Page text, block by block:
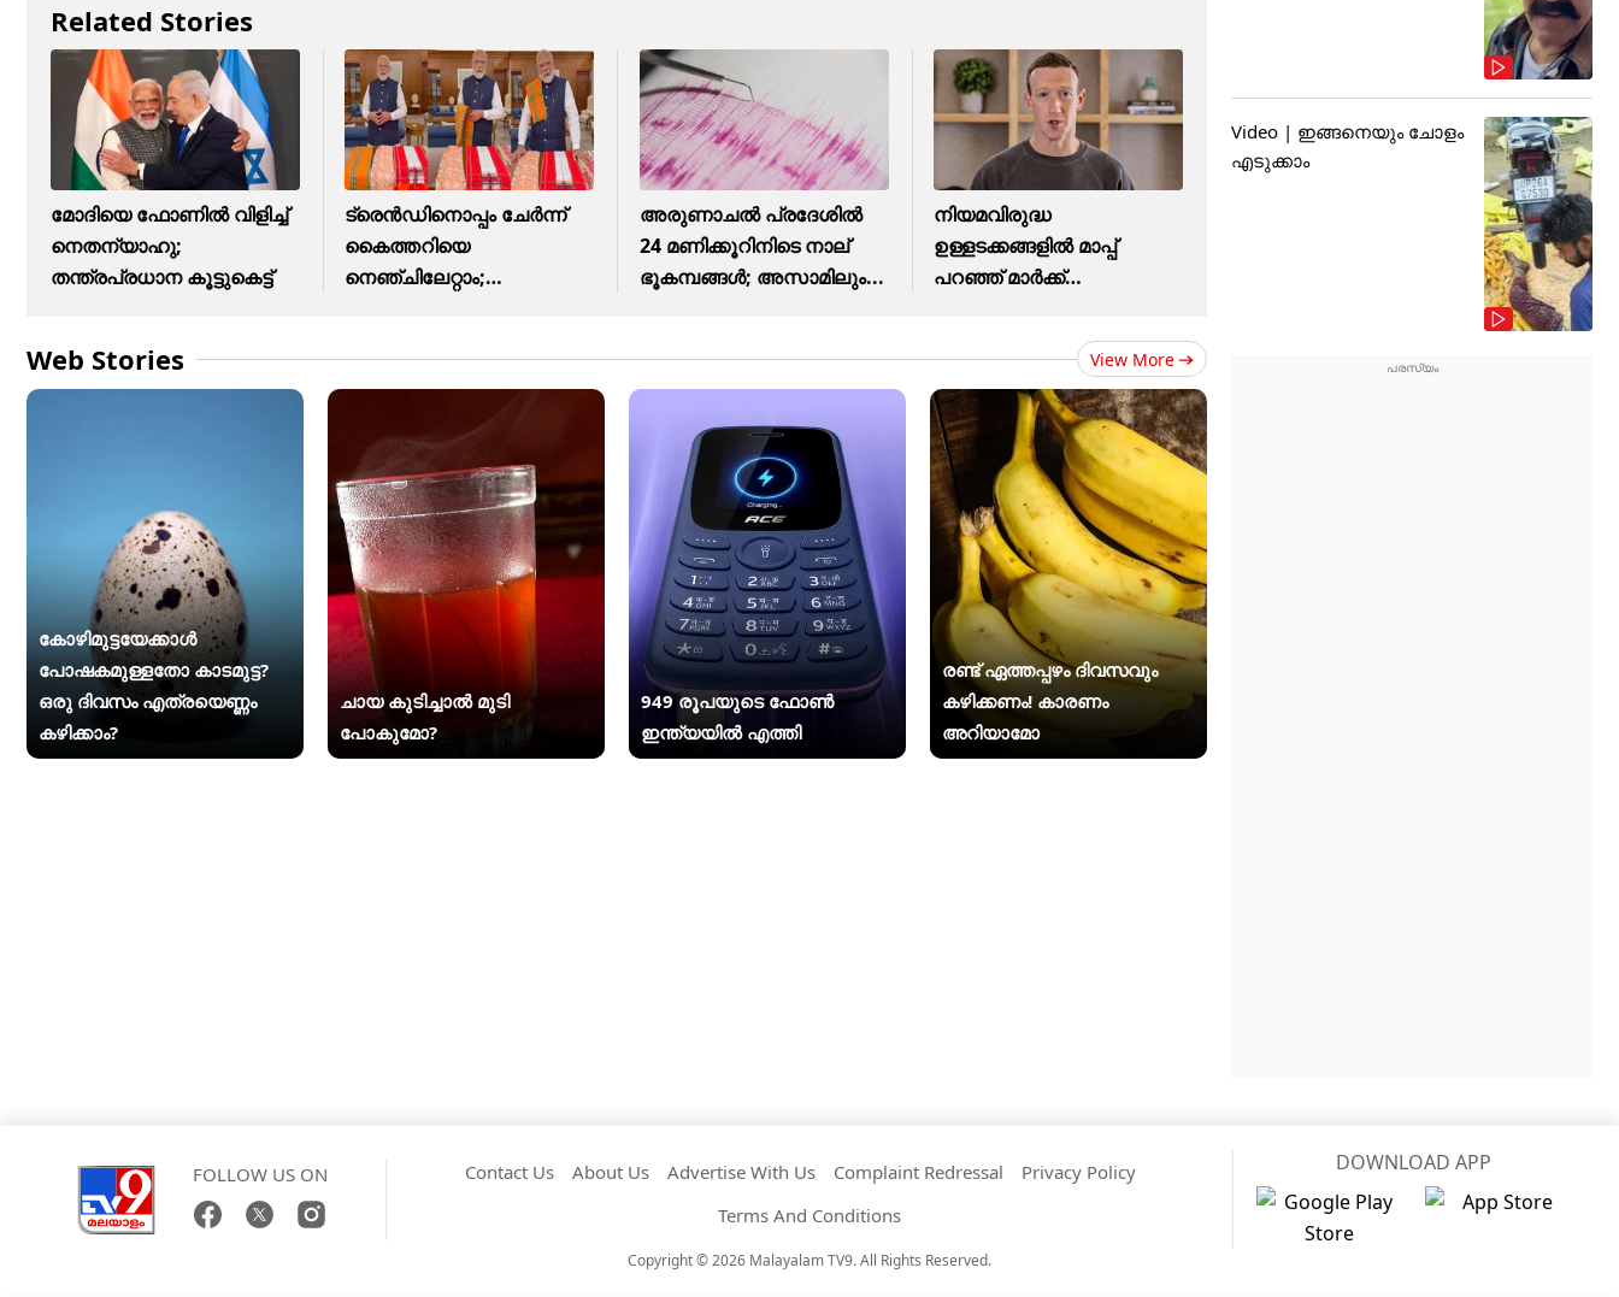
Related Stories
മോദിയെ ഫോണിൽ വിളിച്ച്
നെതന്യാഹു;
തന്ത്രപ്രധാന കൂട്ടുകെട്ട്
ട്രെന്‍ഡിനൊപ്പം ചേര്‍ന്ന്
കൈത്തറിയെ
നെഞ്ചിലേറ്റാം;
അരുണാചൽ പ്രദേശിൽ
24 മണിക്കൂറിനിടെ നാല്
ഭൂകമ്പങ്ങൾ; അസാമിലും...
നിയമവിരുദ്ധ
ഉള്ളടക്കങ്ങളിൽ മാപ്പ്
പറഞ്ഞ് മാർക്ക്
Web Stories View More
കോഴിമുട്ടയേക്കാൾ
പോഷകമുള്ളതോ കാടമുട്ട?
ഒരു ദിവസം എത്രയെണ്ണം
കഴിക്കാം?
ചായ കുടിച്ചാൽ മുടി
പോകുമോ?
949 രൂപയുടെ ഫോൺ
ഇന്ത്യയിൽ എത്തി
രണ്ട് ഏത്തപ്പഴം ദിവസവും
കഴിക്കണം! കാരണം
അറിയാമോ
Video | ഇങ്ങനെയും ചോളം
എടുക്കാം
FOLLOW US ON Contact Us About Us Advertise With Us Complaint Redressal
Privacy Policy
Terms And Conditions
DOWNLOAD APP
Copyright © 2026 Malayalam TV9. All Rights Reserved.